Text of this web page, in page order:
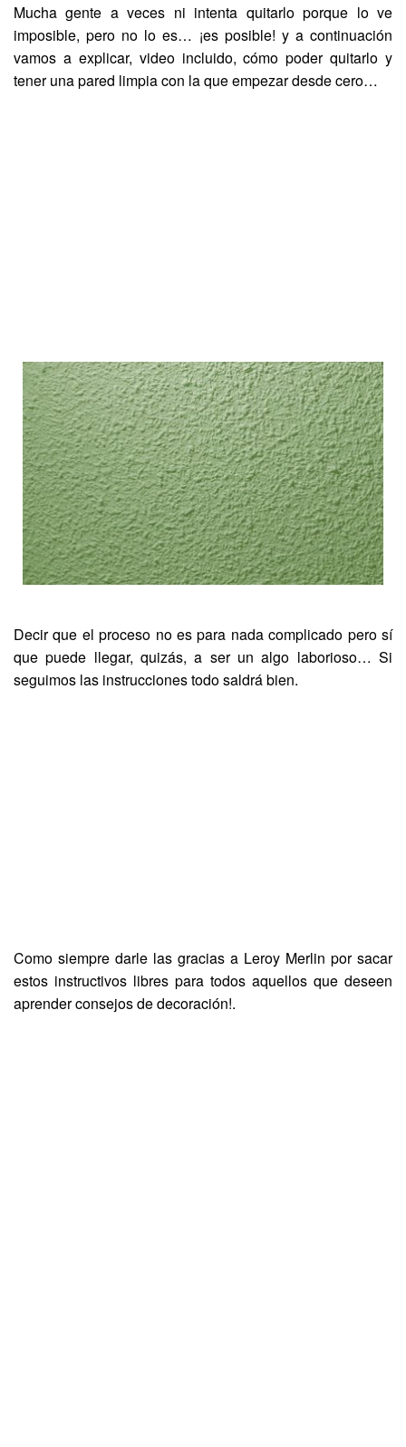
Mucha gente a veces ni intenta quitarlo porque lo ve
imposible, pero no lo es… ¡es posible! y a continuación
vamos a explicar, video incluido, cómo poder quitarlo y
tener una pared limpia con la que empezar desde cero…
Decir que el proceso no es para nada complicado pero sí
que puede llegar, quizás, a ser un algo laborioso… Si
seguimos las instrucciones todo saldrá bien.
Como siempre darle las gracias a Leroy Merlin por sacar
estos instructivos libres para todos aquellos que deseen
aprender consejos de decoración!.